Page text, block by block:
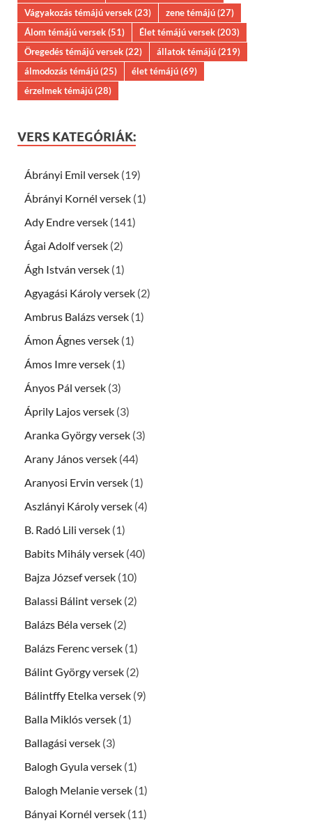
Vágyakozás témájú versek(23) zene témájú(27)
Álom témájú versek(51) Élet témájú versek(203)
Öregedés témájú versek(22) állatok témájú(219)
álmodozás témájú(25) élet témájú(69)
érzelmek témájú(28)
VERS KATEGÓRIÁK:
Ábrányi Emil versek (19)
Ábrányi Kornél versek (1)
Ady Endre versek (141)
Ágai Adolf versek (2)
Ágh István versek (1)
Agyagási Károly versek (2)
Ambrus Balázs versek (1)
Ámon Ágnes versek (1)
Ámos Imre versek (1)
Ányos Pál versek (3)
Áprily Lajos versek (3)
Aranka György versek (3)
Arany János versek (44)
Aranyosi Ervin versek (1)
Aszlányi Károly versek (4)
B. Radó Lili versek (1)
Babits Mihály versek (40)
Bajza József versek (10)
Balassi Bálint versek (2)
Balázs Béla versek (2)
Balázs Ferenc versek (1)
Bálint György versek (2)
Bálintffy Etelka versek (9)
Balla Miklós versek (1)
Ballagási versek (3)
Balogh Gyula versek (1)
Balogh Melanie versek (1)
Bányai Kornél versek (11)